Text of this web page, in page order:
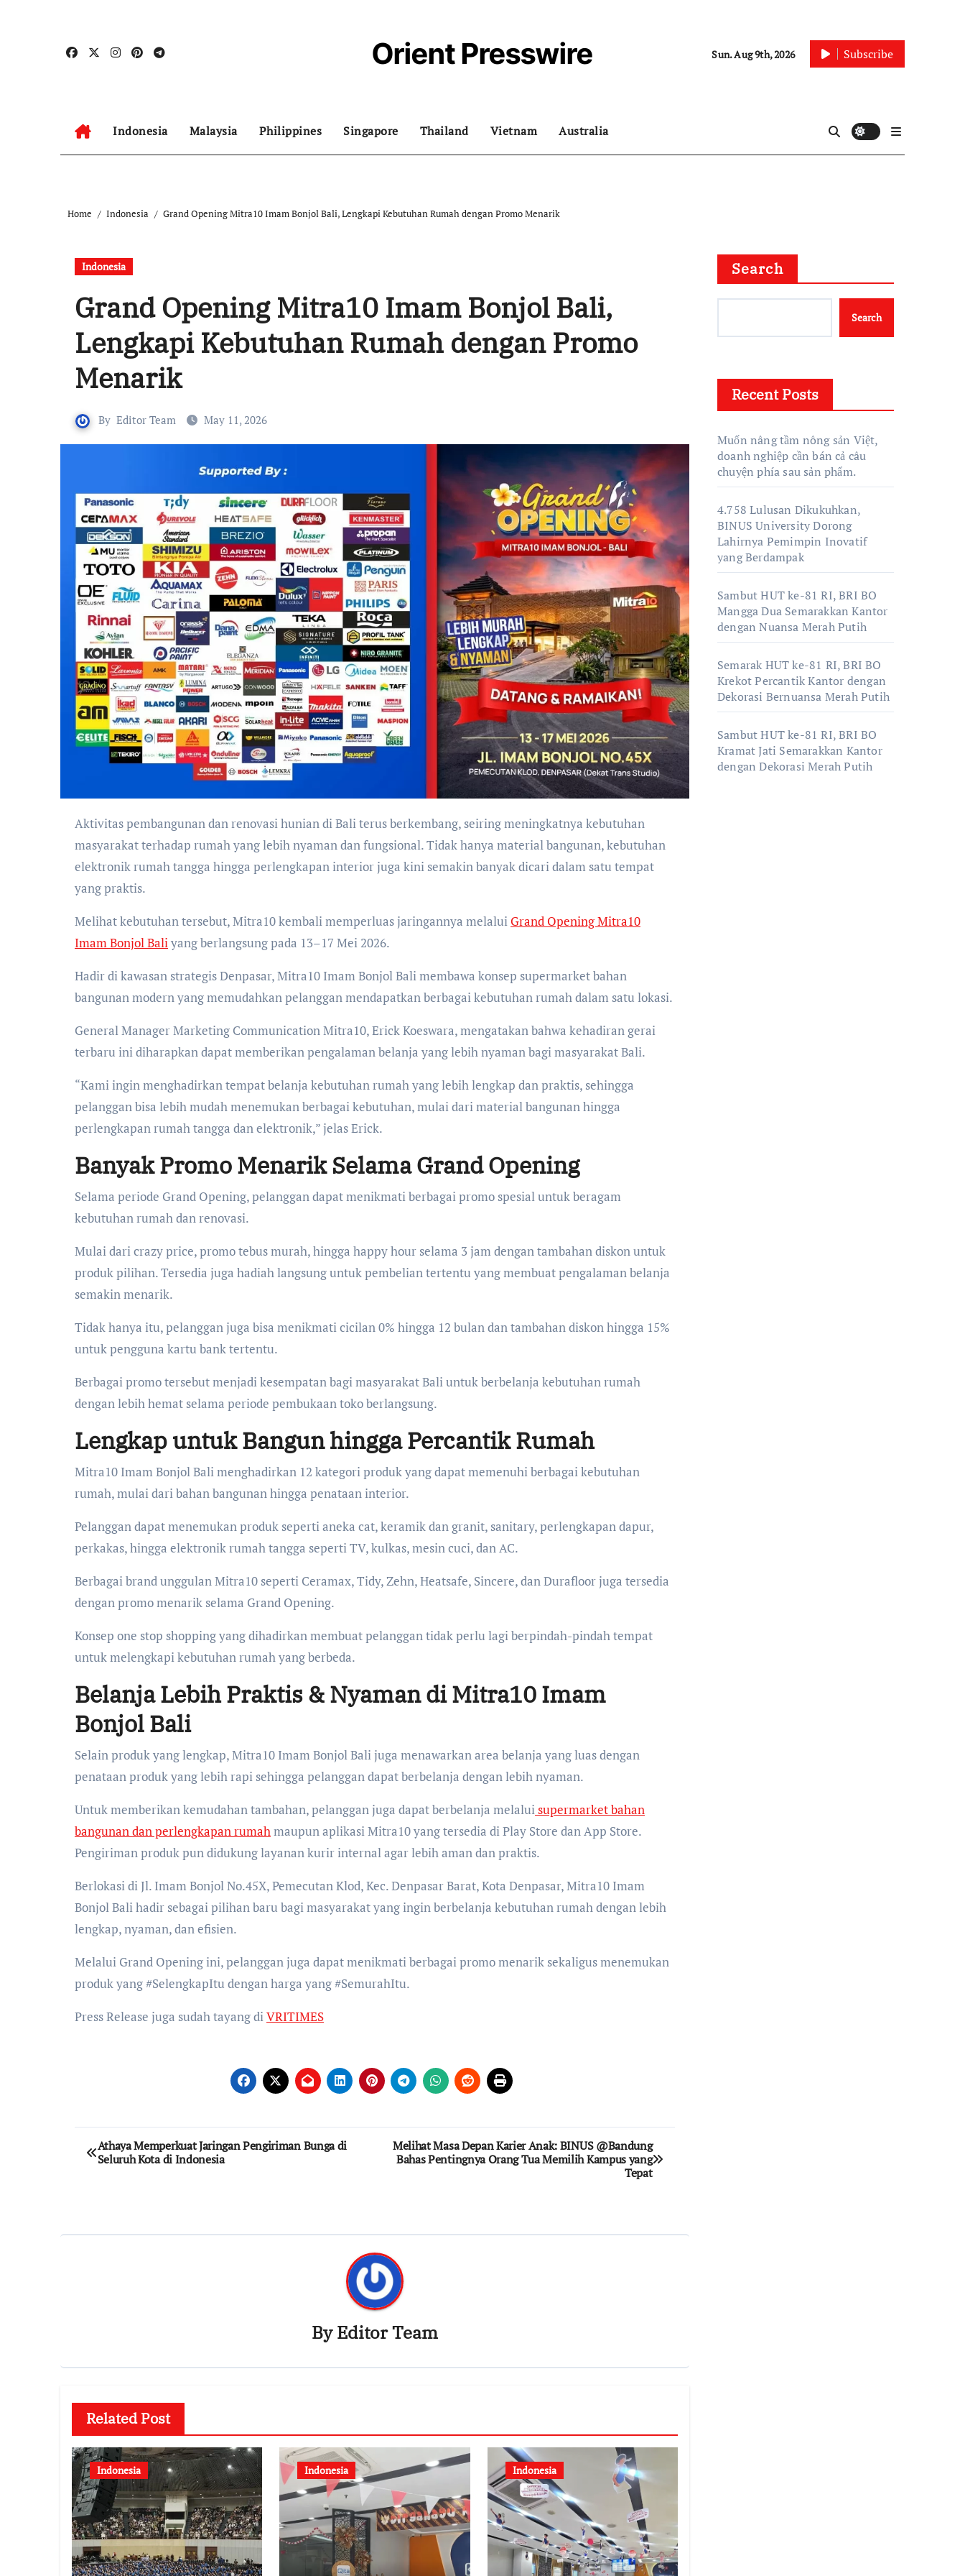
Orient Presswire Sun. Aug 9th, 2026 Subscribe
Indonesia Malaysia Philippines Singapore Thailand Vietnam Australia
Home Indonesia Grand Opening Mitra10 Imam Bonjol Bali, Lengkapi Kebutuhan Rumah dengan Promo Menarik
Indonesia
Grand Opening Mitra10 Imam Bonjol Bali,
Lengkapi Kebutuhan Rumah dengan Promo
Menarik
By Editor Team May 11, 2026
Aktivitas pembangunan dan renovasi hunian di Bali terus berkembang, seiring meningkatnya kebutuhan
masyarakat terhadap rumah yang lebih nyaman dan fungsional. Tidak hanya material bangunan, kebutuhan
elektronik rumah tangga hingga perlengkapan interior juga kini semakin banyak dicari dalam satu tempat
yang praktis.
Melihat kebutuhan tersebut, Mitra10 kembali memperluas jaringannya melalui Grand Opening Mitra10
Imam Bonjol Baliyang berlangsung pada 13–17 Mei 2026.
Hadir di kawasan strategis Denpasar, Mitra10 Imam Bonjol Bali membawa konsep supermarket bahan
bangunan modern yang memudahkan pelanggan mendapatkan berbagai kebutuhan rumah dalam satu lokasi.
General Manager Marketing Communication Mitra10, Erick Koeswara, mengatakan bahwa kehadiran gerai
terbaru ini diharapkan dapat memberikan pengalaman belanja yang lebih nyaman bagi masyarakat Bali.
“Kami ingin menghadirkan tempat belanja kebutuhan rumah yang lebih lengkap dan praktis, sehingga
pelanggan bisa lebih mudah menemukan berbagai kebutuhan, mulai dari material bangunan hingga
perlengkapan rumah tangga dan elektronik,” jelas Erick.
Banyak Promo Menarik Selama Grand Opening
Selama periode Grand Opening, pelanggan dapat menikmati berbagai promo spesial untuk beragam
kebutuhan rumah dan renovasi.
Mulai dari crazy price, promo tebus murah, hingga happy hour selama 3 jam dengan tambahan diskon untuk
produk pilihan. Tersedia juga hadiah langsung untuk pembelian tertentu yang membuat pengalaman belanja
semakin menarik.
Tidak hanya itu, pelanggan juga bisa menikmati cicilan 0% hingga 12 bulan dan tambahan diskon hingga 15%
untuk pengguna kartu bank tertentu.
Berbagai promo tersebut menjadi kesempatan bagi masyarakat Bali untuk berbelanja kebutuhan rumah
dengan lebih hemat selama periode pembukaan toko berlangsung.
Lengkap untuk Bangun hingga Percantik Rumah
Mitra10 Imam Bonjol Bali menghadirkan 12 kategori produk yang dapat memenuhi berbagai kebutuhan
rumah, mulai dari bahan bangunan hingga penataan interior.
Pelanggan dapat menemukan produk seperti aneka cat, keramik dan granit, sanitary, perlengkapan dapur,
perkakas, hingga elektronik rumah tangga seperti TV, kulkas, mesin cuci, dan AC.
Berbagai brand unggulan Mitra10 seperti Ceramax, Tidy, Zehn, Heatsafe, Sincere, dan Durafloor juga tersedia
dengan promo menarik selama Grand Opening.
Konsep one stop shopping yang dihadirkan membuat pelanggan tidak perlu lagi berpindah-pindah tempat
untuk melengkapi kebutuhan rumah yang berbeda.
Belanja Lebih Praktis & Nyaman di Mitra10 Imam
Bonjol Bali
Selain produk yang lengkap, Mitra10 Imam Bonjol Bali juga menawarkan area belanja yang luas dengan
penataan produk yang lebih rapi sehingga pelanggan dapat berbelanja dengan lebih nyaman.
Untuk memberikan kemudahan tambahan, pelanggan juga dapat berbelanja melaluisupermarket bahan
bangunan dan perlengkapan rumahmaupun aplikasi Mitra10 yang tersedia di Play Store dan App Store.
Pengiriman produk pun didukung layanan kurir internal agar lebih aman dan praktis.
Berlokasi di Jl. Imam Bonjol No.45X, Pemecutan Klod, Kec. Denpasar Barat, Kota Denpasar, Mitra10 Imam
Bonjol Bali hadir sebagai pilihan baru bagi masyarakat yang ingin berbelanja kebutuhan rumah dengan lebih
lengkap, nyaman, dan efisien.
Melalui Grand Opening ini, pelanggan juga dapat menikmati berbagai promo menarik sekaligus menemukan
produk yang #SelengkapItu dengan harga yang #SemurahItu.
Press Release juga sudah tayang diVRITIMES
Post
navigation
Athaya Memperkuat Jaringan Pengiriman Bunga di
Seluruh Kota di Indonesia
Melihat Masa Depan Karier Anak: BINUS @Bandung
Bahas Pentingnya Orang Tua Memilih Kampus yang
Tepat
ByEditor Team
Related Post
Indonesia Indonesia Indonesia
Search
Search
Recent Posts
Muốn nâng tầm nông sản Việt,
doanh nghiệp cần bán cả câu
chuyện phía sau sản phẩm.
4.758 Lulusan Dikukuhkan,
BINUS University Dorong
Lahirnya Pemimpin Inovatif
yang Berdampak
Sambut HUT ke-81 RI, BRI BO
Mangga Dua Semarakkan Kantor
dengan Nuansa Merah Putih
Semarak HUT ke-81 RI, BRI BO
Krekot Percantik Kantor dengan
Dekorasi Bernuansa Merah Putih
Sambut HUT ke-81 RI, BRI BO
Kramat Jati Semarakkan Kantor
dengan Dekorasi Merah Putih